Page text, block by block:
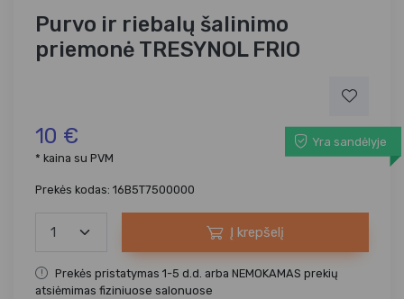
Purvo ir riebalų šalinimo
priemonė TRESYNOL FRIO
10 €
Yra sandėlyje
* kaina su PVM
Prekės kodas: 16B5T7500000
Į krepšelį
Prekės pristatymas 1-5 d.d. arba NEMOKAMAS prekių
atsiėmimas fiziniuose salonuose